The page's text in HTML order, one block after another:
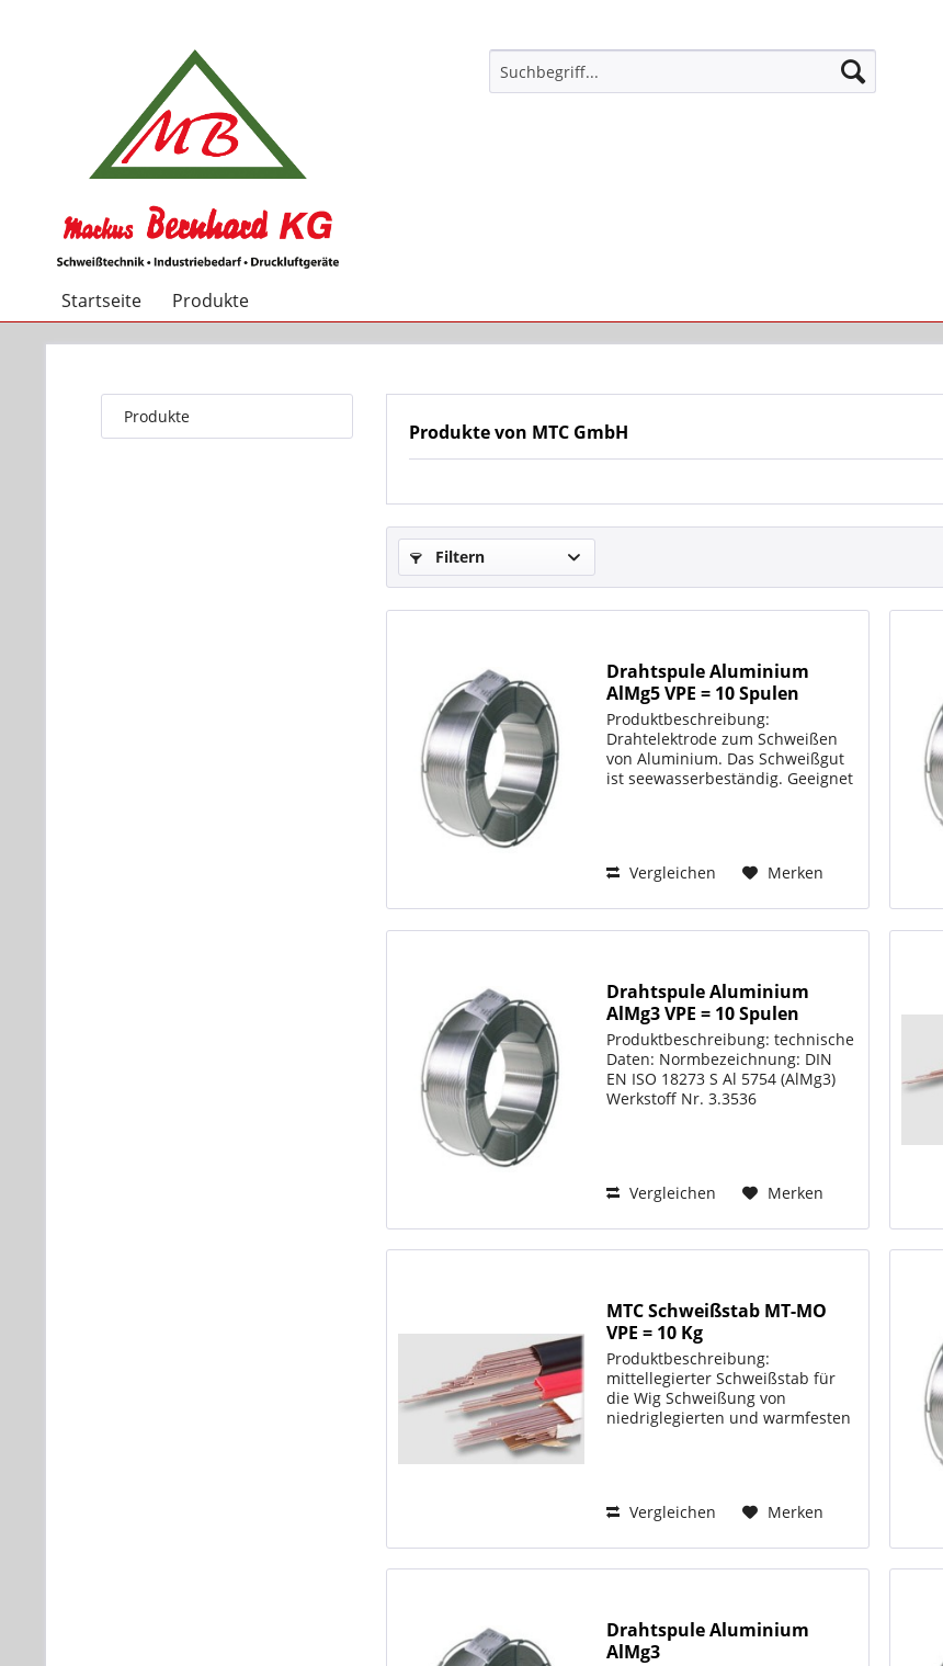
Startseite Produkte
Produkte
Produkte von MTC GmbH
Filtern
Drahtspule Aluminium
AlMg5 VPE = 10 Spulen
Produktbeschreibung:
Drahtelektrode zum Schweißen
von Aluminium. Das Schweißgut
ist seewasserbeständig. Geeignet
Beachten Sie unsere...
Vergleichen Merken
Drahtspule Aluminium
AlMg3 VPE = 10 Spulen
Produktbeschreibung: technische
Daten: Normbezeichnung: DIN
EN ISO 18273 S Al 5754 (AlMg3)
Werkstoff Nr. 3.3536
Vergleichen Merken
MTC Schweißstab MT-MO
VPE = 10 Kg
Produktbeschreibung:
mittellegierter Schweißstab für
die Wig Schweißung von
niedriglegierten und warmfesten
A5.28 ER80S-G...
Vergleichen Merken
Drahtspule Aluminium
AlMg3